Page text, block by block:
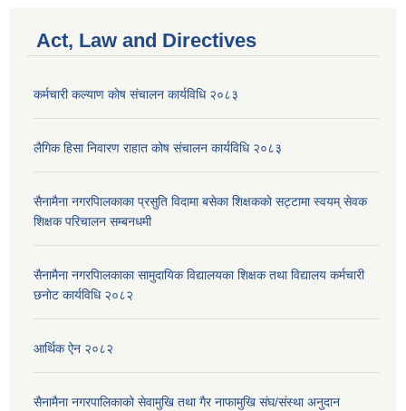
Act, Law and Directives
कर्मचारी कल्याण काेष संचालन कार्यविधि २०८३
लैगिक हिसा निवारण राहात कोष संचालन कार्यविधि २०८३
सैनामैना नगरपािलकाका प्रसुति विदामा बसेका शिक्षककाे सट्टामा स्वयम् सेवक
शिक्षक परिचालन सम्बनधमी
सैनामैना नगरपािलकाका सामुदायिक विद्यालयका शिक्षक तथा विद्यालय कर्मचारी
छनाेट कार्यविधि २०८२
आर्थिक ऐन २०८२
सैनामैना नगरपालिकाको सेवामुखि तथा गैर नाफामुखि संघ/संस्था अनुदान